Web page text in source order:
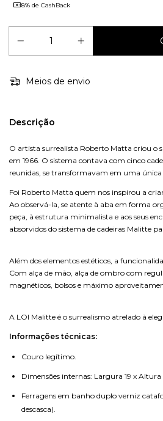
8% de CashBack
Meios de envio
Descrição
O artista surrealista Roberto Matta criou o
em 1966. O sistema contava com cinco
reunidas, se transformavam em uma única
Foi Roberto Matta quem nos inspirou a
Ao observá-la, se atente à aba em forma
peça, à estrutura minimalista e aos seus
absorvidos do sistema de cadeiras Malitte
Além dos elementos estéticos, a
Com alça de mão, alça de ombro com
magnéticos, bolsos e máximo
A LOI Malitte é o surrealismo atrelado à
Informações técnicas:
Couro legítimo.
Dimensões internas: Largura 19 x Altura
Ferragens em banho duplo verniz
descasca).